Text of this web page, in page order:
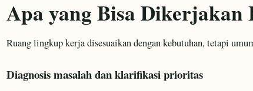
Apa yang Bisa Dikerjakan
Ruang lingkup kerja disesuaikan dengan kebutuhan, tetapi
Diagnosis masalah dan klarifikasi prioritas